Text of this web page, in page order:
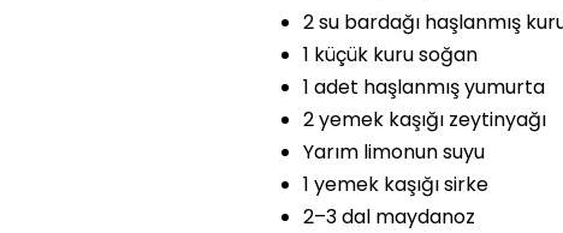
2 su bardağı haşlanmış
1 küçük kuru soğan
1 adet haşlanmış yumurta
2 yemek kaşığı zeytinyağı
Yarım limonun suyu
1 yemek kaşığı sirke
2–3 dal maydanoz